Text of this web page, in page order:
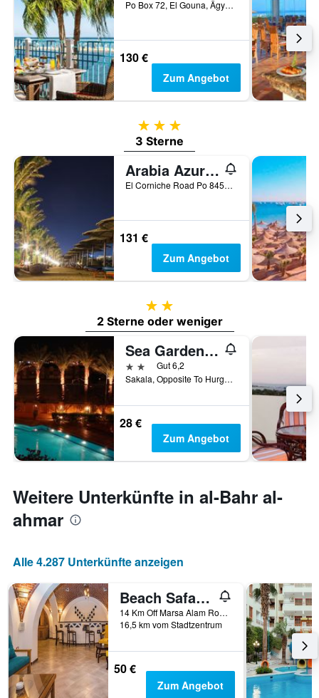
Po Box 72, El Gouna, Ägypten
130 €
Zum Angebot
3 Sterne
3 Sterne
Arabia Azur Resort
El Corniche Road Po 84511-Post Box 5, Hurghada, Ägypten
131 €
Zum Angebot
2 Sterne
2 Sterne oder weniger
Sea Garden Hotel
2 SterneGut 6,2
Sakala, Opposite To Hurghada Marina, Hurghada, Ägypten
28 €
Zum Angebot
Weitere Unterkünfte in al-Bahr al-
ahmar
Alle 4.287 Unterkünfte anzeigen
Beach Safari Nubian Resort
14 Km Off Marsa Alam Road, Marsa Alam, Ägypten
16,5 km vom Stadtzentrum
50 €
Zum Angebot